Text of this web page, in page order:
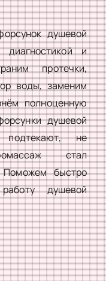
душевой
и
протечки,
воды, заменим
полноценную
душевой
не
стал
Поможем быстро
душевой